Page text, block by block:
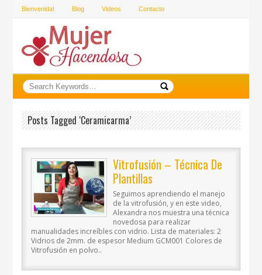
Bienvenida! Blog Videos Contacto
Posts Tagged ‘ceramicarma’
Vitrofusión – Técnica De
Plantillas
Seguimos aprendiendo el manejo
de la vitrofusión, y en este video,
Alexandra nos muestra una técnica
novedosa para realizar
manualidades increíbles con vidrio. Lista de materiales: 2
Vidrios de 2mm. de espesor Medium GCM001 Colores de
Vitrofusión en polvo..